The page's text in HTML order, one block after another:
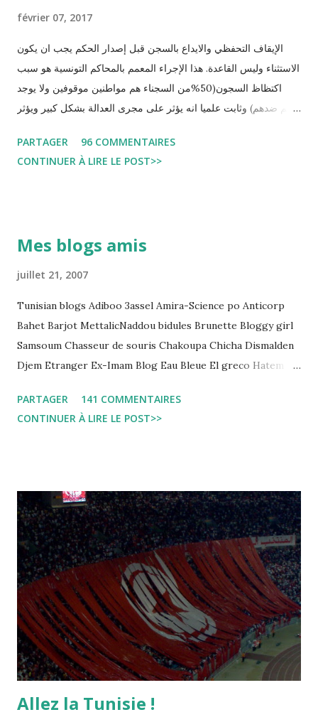
février 07, 2017
الإيقاف التحفظي والايداع بالسجن قبل إصدار الحكم يجب ان يكون
الاستثناء وليس القاعدة. هذا الإجراء المعمم بالمحاكم التونسية هو سبب
اكتظاظ السجون(50%من السجناء هم مواطنين موقوفين ولا يوجد
حكم ضدهم) وثابت علميا انه يؤثر على مجرى العدالة بشكل كبير ويؤثر
التي قضاها تحفظيا . هذه الممارسات تسبب كوارث اجتماعية واقتصادية
و تجعل المواطن يحقد على المنظومة القضائية و يحس بالظلم و القهر
regard des Lignes directrices Luanda"
PARTAGER
96 COMMENTAIRES
CONTINUER À LIRE LE POST>>
Mes blogs amis
juillet 21, 2007
Tunisian blogs Adiboo 3assel Amira-Science po Anticorp
Bahet Barjot MettalicNaddou bidules Brunette Bloggy girl
Samsoum Chasseur de souris Chakoupa Chicha Dismalden
Djem Etranger Ex-Imam Blog Eau Bleue El greco Hatem
Leila fi amarikia Little Sarah American girl Massir mots a
dire Mouch ex Mazzika Tun...
PARTAGER
141 COMMENTAIRES
CONTINUER À LIRE LE POST>>
Allez la Tunisie !